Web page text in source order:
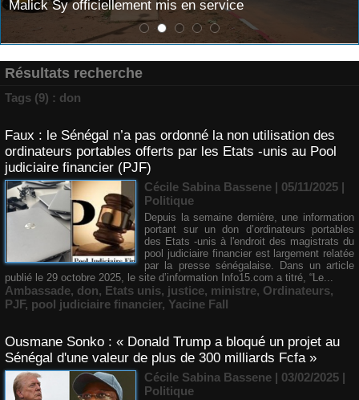
Malick Sy officiellement mis en service
Résultats recherche
Tags (9) : don
Faux : le Sénégal n’a pas ordonné la non utilisation des
ordinateurs portables offerts par les Etats -unis au Pool
judiciaire financier (PJF)
Cécile Sabina Bassene | 05/11/2025 |
Politique
Depuis la semaine dernière, une information
portant sur un don d’ordinateurs portables
des Etats -unis à l'endroit des magistrats du
pool judiciaire financier est largement relatée
par la presse sénégalaise. Dans un article
publié le 29 octobre 2025, le site d’information Info15.com a titré, “Le...
Ambassade, don, Etats unis, justice, ministre, Ordinateurs,
PJF, pool judiciaire financier, Yacine Fall
Ousmane Sonko : « Donald Trump a bloqué un projet au
Sénégal d'une valeur de plus de 300 milliards Fcfa »
Cécile Sabina Bassene | 03/02/2025 |
Politique